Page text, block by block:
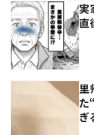
実
直
里
た
ぎ